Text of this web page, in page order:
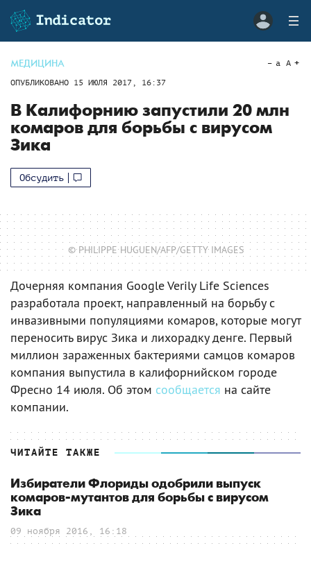
МЕДИЦИНА
ОПУБЛИКОВАНО 15 ИЮЛЯ 2017, 16:37
a A
В Калифорнию запустили 20 млн
комаров для борьбы с вирусом
Зика
Обсудить
© PHILIPPE HUGUEN/AFP/GETTY IMAGES
Дочерняя компания Google Verily Life Sciences
разработала проект, направленный на борьбу с
инвазивными популяциями комаров, которые могут
переносить вирус Зика и лихорадку денге. Первый
миллион зараженных бактериями самцов комаров
компания выпустила в калифорнийском городе
Фресно 14 июля. Об этом сообщается на сайте
компании.
ЧИТАЙТЕ ТАКЖЕ
Избиратели Флориды одобрили выпуск
комаров-мутантов для борьбы с вирусом
Зика
09 ноября 2016, 16:18